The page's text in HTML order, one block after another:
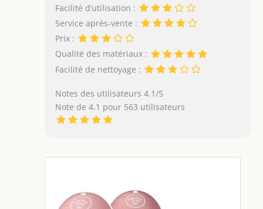
Facilité d’utilisation :
Service après-vente :
Prix :
Qualité des matériaux :
Facilité de nettoyage :
Notes des utilisateurs 4.1/5
Note de 4.1 pour 563 utilisateurs